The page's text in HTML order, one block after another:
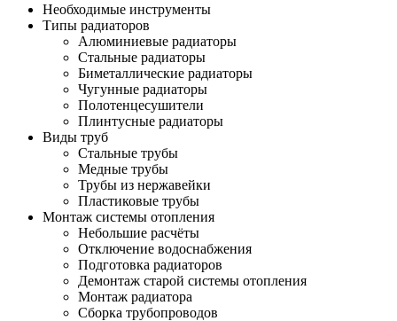
Необходимые инструменты
Типы радиаторов
Алюминиевые радиаторы
Стальные радиаторы
Биметаллические радиаторы
Чугунные радиаторы
Полотенцесушители
Плинтусные радиаторы
Виды труб
Стальные трубы
Медные трубы
Трубы из нержавейки
Пластиковые трубы
Монтаж системы отопления
Небольшие расчёты
Отключение водоснабжения
Подготовка радиаторов
Демонтаж старой системы отопления
Монтаж радиатора
Сборка трубопроводов